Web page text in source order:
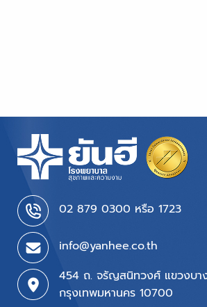
02 879 0300 หรือ 1723
info@yanhee.co.th
454 ถ. จรัญสนิทวงศ์ แขวงบ
กรุงเทพมหานคร 10700